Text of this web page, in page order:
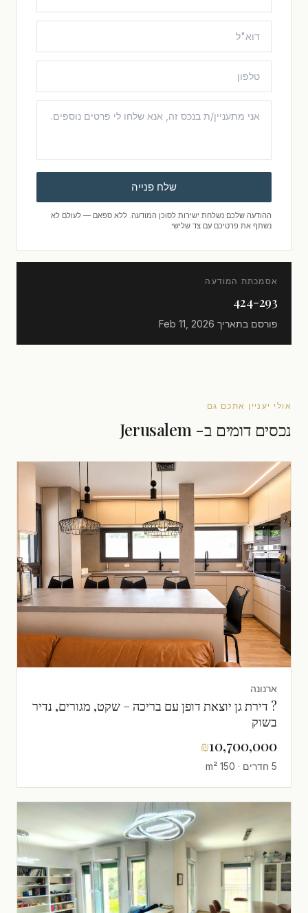
שלח פנייה
ההודעה שלכם נשלחת ישירות לסוכן המודעה. ללא ספאם — לעולם לא
נשתף את פרטיכם עם צד שלישי.
אסמכתת המודעה
424-293
פורסם בתאריך
אולי יעניין אתכם גם
נכסים דומים ב- Jerusalem
ארנונה
? דירת גן יוצאת דופן עם בריכה – שקט, מגורים, נדיר
בשוק
₪10,700,000
5 חדרים · 150 m²